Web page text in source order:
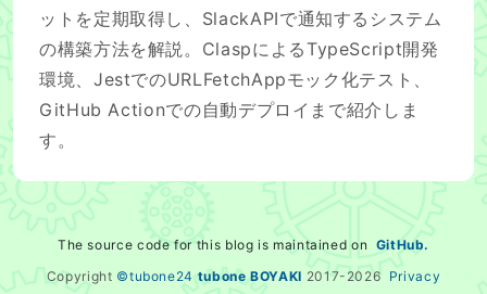
ットを定期取得し、SlackAPIで通知するシステム
の構築方法を解説。ClaspによるTypeScript開発
環境、JestでのURLFetchAppモック化テスト、
GitHub Actionでの自動デプロイまで紹介しま
す。
The source code for this blog is maintained on GitHub.
Copyright ©tubone24 tubone BOYAKI 2017- 2026 Privacy